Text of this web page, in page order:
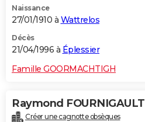
Naissance
27/01/1910 à Wattrelos
Décès
21/04/1996 à Éplessier
Famille GOORMACHTIGH
Raymond FOURNIGAULT
Créer une cagnotte obsèques